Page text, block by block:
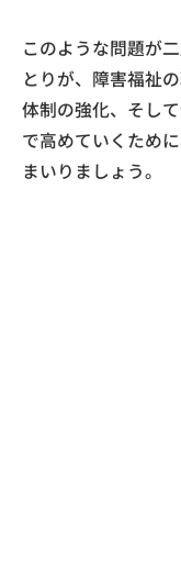
このような問題が
とりが、障害福祉
体制の強化、そし
で高めていくため
まいりましょう。